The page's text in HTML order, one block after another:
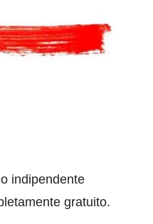
indipendente
gratuito.